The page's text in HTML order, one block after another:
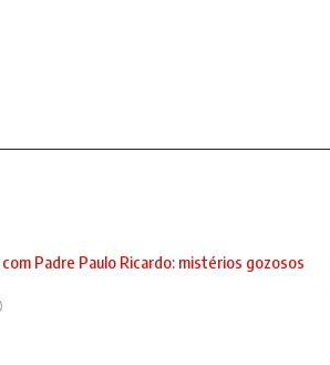
Padre Paulo Ricardo: mistérios gozosos